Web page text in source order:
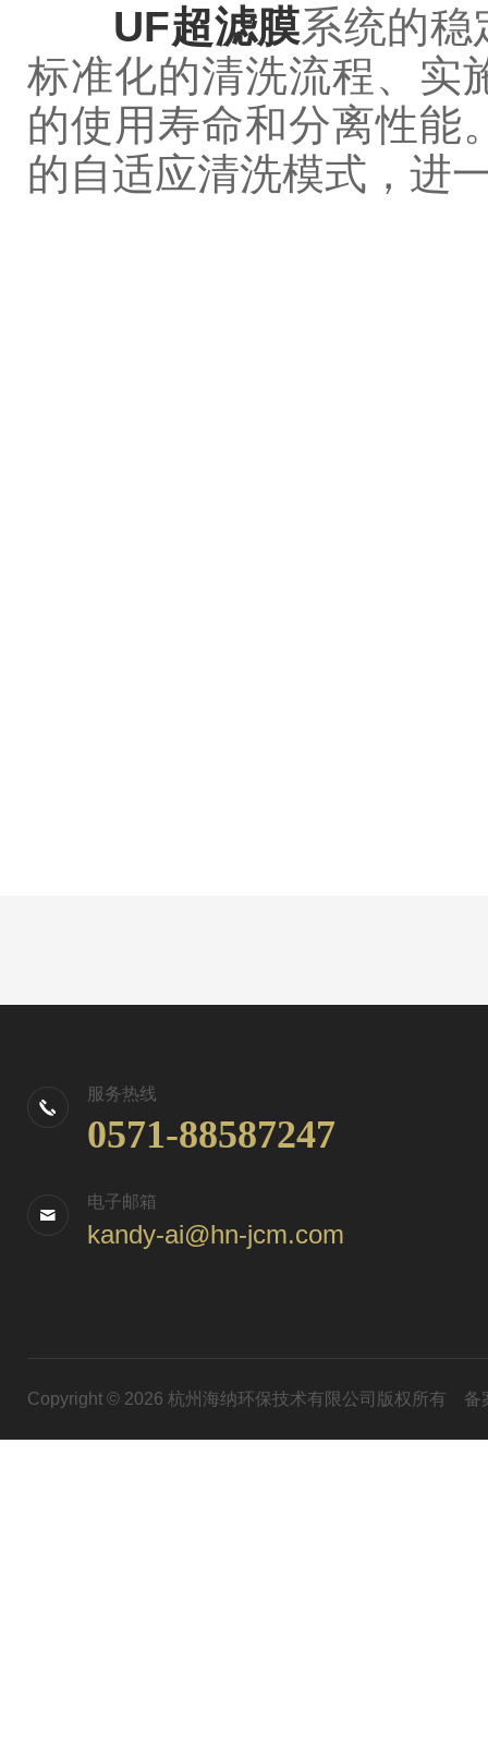
UF超滤膜系统的
标准化的清洗流程、实
的使用寿命和分离性能
的自适应清洗模式，进
服务热线
0571-88587247
电子邮箱
kandy-ai@hn-jcm.com
Copyright © 2026 杭州海纳环保技术有限公司版权所有 备